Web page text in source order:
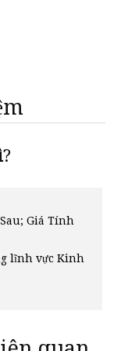
?
Giá Tính
lĩnh vực Kinh